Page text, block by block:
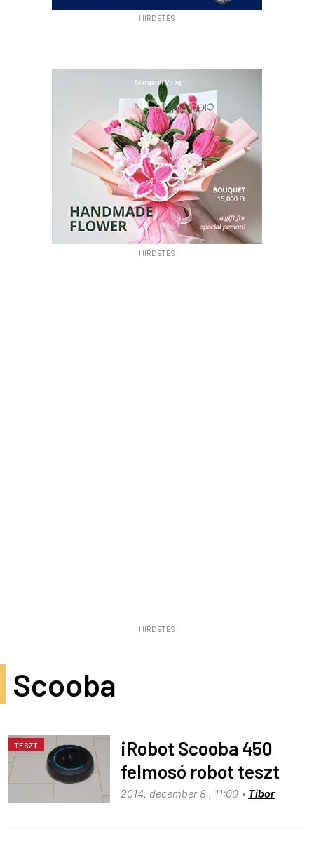
HIRDETÉS
HIRDETÉS
HIRDETÉS
Scooba
TESZT
iRobot Scooba 450
felmosó robot teszt
2014. december 8., 11:00 Tibor